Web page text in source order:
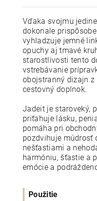
Vďaka svojmu
dokonale
vyhladzuje jemné
opuchy aj tmavé
starostlivosti tento
vstrebávanie
obojstranný dizajn
cestovný doplnok.
Jadeit je staroveký,
priťahuje lásku,
pomáha pri
pozdvihuje múdrosť
nešťastiami a
harmóniu, šťastie a
emócie a
Použitie